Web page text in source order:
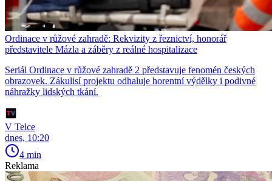
Ordinace v růžové zahradě: Rekvizity z řeznictví, honorář
představitele Mázla a záběry z reálné hospitalizace
Seriál Ordinace v růžové zahradě 2 představuje fenomén českých
obrazovek. Zákulisí projektu odhaluje horentní výdělky i podivné
náhražky lidských tkání.
V Telce
dnes, 10:20
4 min
Reklama